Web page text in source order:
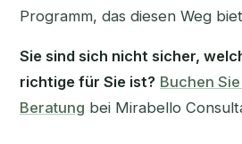
Programm, das diesen Weg
Sie sind sich nicht sicher,
richtige für Sie ist? Buchen
Beratung bei Mirabello